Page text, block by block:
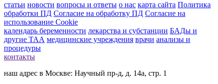
статьи новости вопросы и ответы о нас карта сайта Политика
обработки ПД Согласие на обработку ПД Согласие на
использование Cookie
календарь беременности лекарства и субстанции БАДы и
другие ТАА медицинские учреждения врачи анализы и
процедуры
контакты
наш адрес в Москве: Научный пр-д, д. 14а, стр. 1